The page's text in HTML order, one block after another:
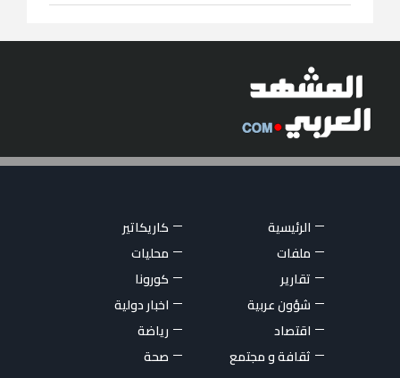
الرئيسية
كاريكاتير
ملفات
محليات
تقارير
كورونا
شؤون عربية
اخبار دولية
اقتصاد
رياضة
ثقافة و مجتمع
صحة